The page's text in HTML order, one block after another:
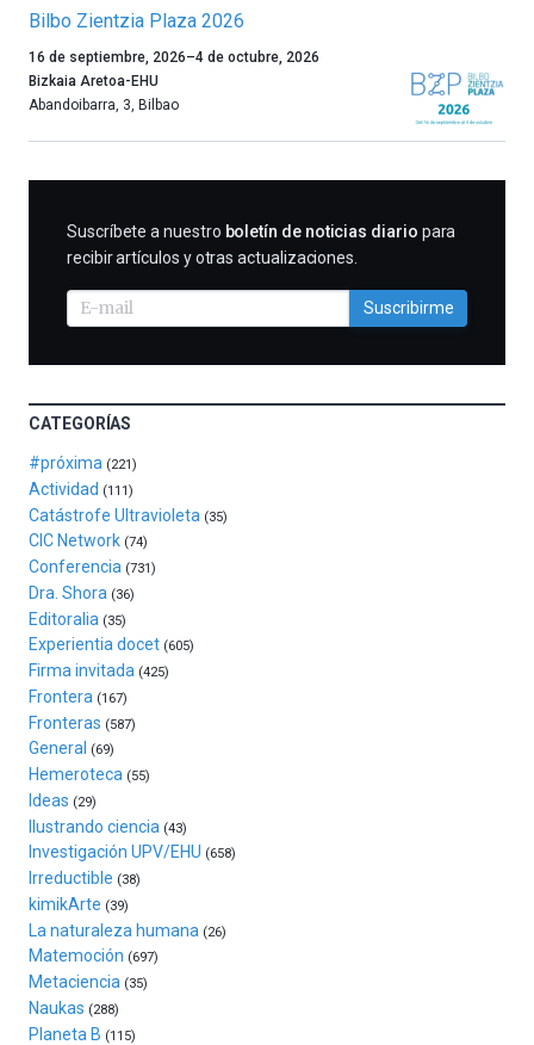
Bilbo Zientzia Plaza 2026
Un
año
más,
celebración
la
edición
Bilbo
Zientzia
Plaza
(BZP),
un
que
llenará
la
ciudad
de
monólogos,
exposiciones,
conferencias,
docufórums
y
espectáculos
del
16
de
septiembre
al
4
16 de septiembre, 2026–4 de octubre, 2026
Bizkaia Aretoa-EHU
Abandoibarra, 3 Bilbao
SUSCRIBIRME
Suscríbete a nuestro boletín de noticias diario para
recibir artículos y otras actualizaciones.
Suscribirme
CATEGORÍAS
#próxima (221)
Actividad (111)
Catástrofe Ultravioleta (35)
CIC Network (74)
Conferencia (731)
Dra. Shora (36)
Editoralia (35)
Experientia docet (605)
Firma invitada (425)
Frontera (167)
Fronteras (587)
General (69)
Hemeroteca (55)
Ideas (29)
Ilustrando ciencia (43)
Investigación UPV/EHU (658)
Irreductible (38)
kimikArte (39)
La naturaleza humana (26)
Matemoción (697)
Metaciencia (35)
Naukas (288)
Planeta B (115)